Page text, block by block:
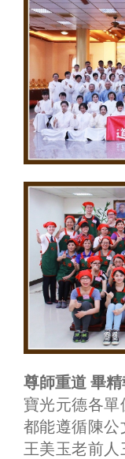
尊師重道 畢精
寶光元德各單
都能遵循陳公
王美玉老前